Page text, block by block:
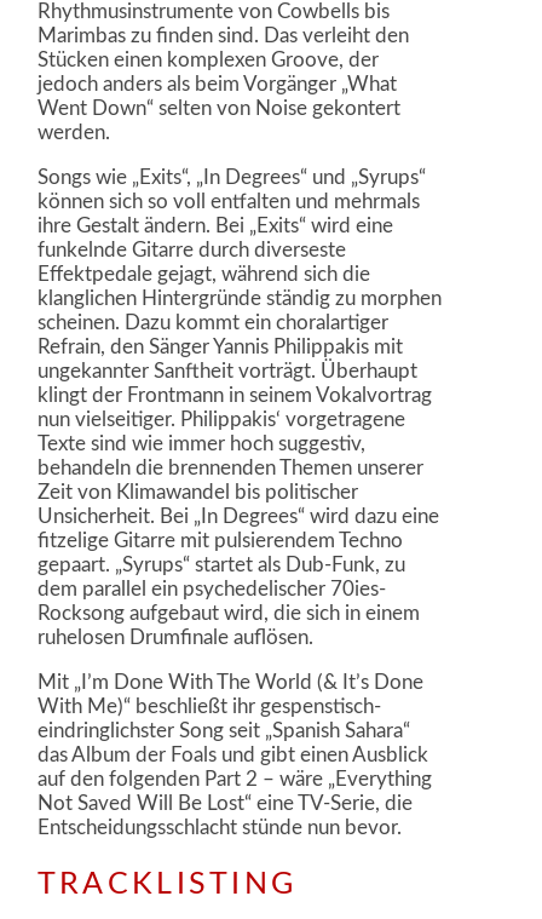
Rhythmusinstrumente von Cowbells bis
Marimbas zu finden sind. Das verleiht den
Stücken einen komplexen Groove, der
jedoch anders als beim Vorgänger „What
Went Down“ selten von Noise gekontert
werden.
Songs wie „Exits“, „In Degrees“ und „Syrups“
können sich so voll entfalten und mehrmals
ihre Gestalt ändern. Bei „Exits“ wird eine
funkelnde Gitarre durch diverseste
Effektpedale gejagt, während sich die
klanglichen Hintergründe ständig zu morphen
scheinen. Dazu kommt ein choralartiger
Refrain, den Sänger Yannis Philippakis mit
ungekannter Sanftheit vorträgt. Überhaupt
klingt der Frontmann in seinem Vokalvortrag
nun vielseitiger. Philippakis‘ vorgetragene
Texte sind wie immer hoch suggestiv,
behandeln die brennenden Themen unserer
Zeit von Klimawandel bis politischer
Unsicherheit. Bei „In Degrees“ wird dazu eine
fitzelige Gitarre mit pulsierendem Techno
gepaart. „Syrups“ startet als Dub-Funk, zu
dem parallel ein psychedelischer 70ies-
Rocksong aufgebaut wird, die sich in einem
ruhelosen Drumfinale auflösen.
Mit „I’m Done With The World (& It’s Done
With Me)“ beschließt ihr gespenstisch-
eindringlichster Song seit „Spanish Sahara“
das Album der Foals und gibt einen Ausblick
auf den folgenden Part 2 – wäre „Everything
Not Saved Will Be Lost“ eine TV-Serie, die
Entscheidungsschlacht stünde nun bevor.
TRACKLISTING